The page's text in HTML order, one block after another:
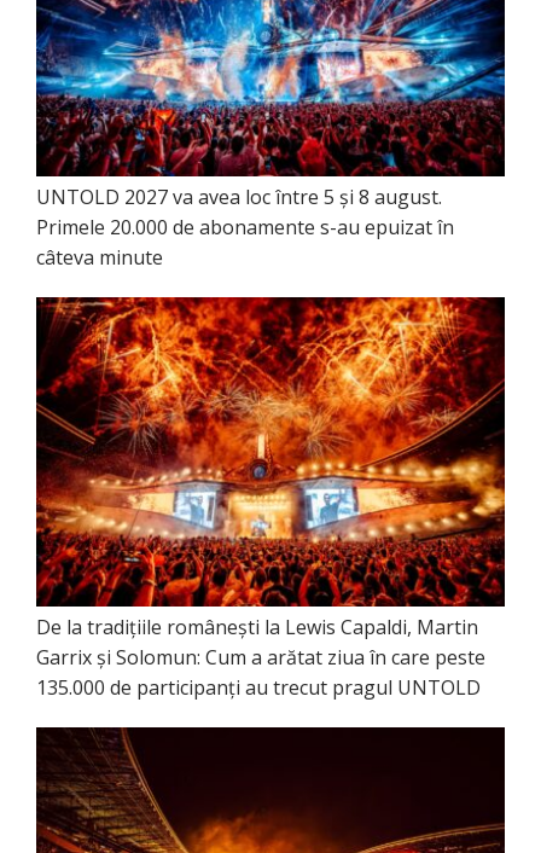
UNTOLD 2027 va avea loc între 5 și 8 august.
Primele 20.000 de abonamente s-au epuizat în
câteva minute
De la tradițiile românești la Lewis Capaldi, Martin
Garrix și Solomun: Cum a arătat ziua în care peste
135.000 de participanți au trecut pragul UNTOLD